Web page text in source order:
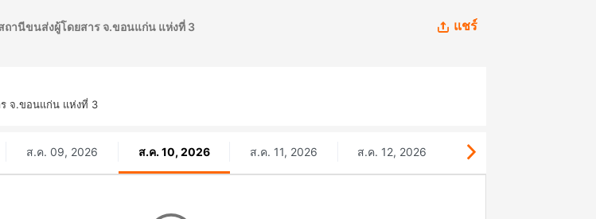
ถานีขนส่งผู้โดยสาร จ.ขอนแก่น แห่งที่ 3
แชร์
จ.ขอนแก่น แห่งที่ 3
ส.ค. 09, 2026 ส.ค. 10, 2026 ส.ค. 11, 2026 ส.ค. 12, 2026